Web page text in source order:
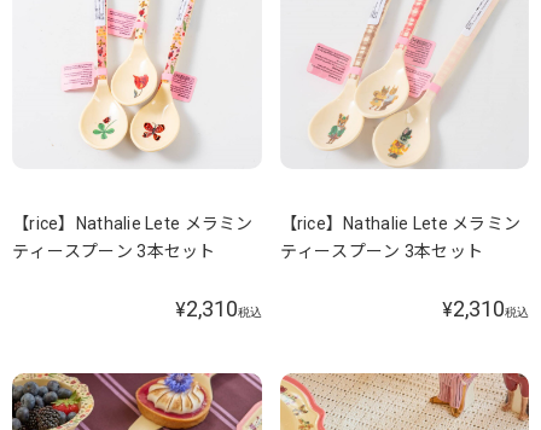
【rice】Nathalie Lete メラミン
ティースプーン 3本セット
¥2,310税込
【rice】Nathalie Lete メラミン
ティースプーン 3本セット
¥2,310税込